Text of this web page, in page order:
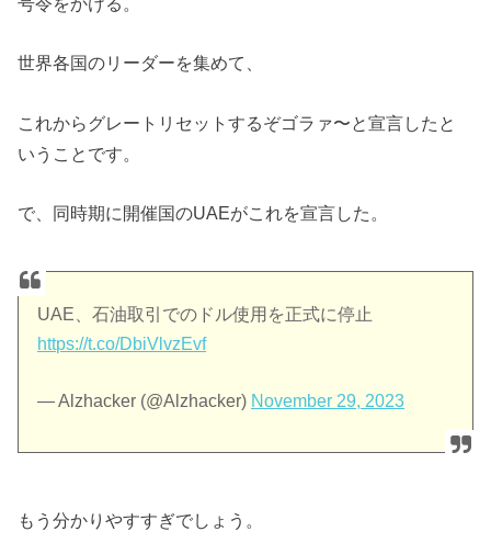
世界各国のリーダーを集めて、
これからグレートリセットするぞゴラァ〜と宣言したと
いうことです。
で、同時期に開催国のUAEがこれを宣言した。
UAE、石油取引でのドル使用を正式に停止
https://t.co/DbiVlvzEvf
— Alzhacker (@Alzhacker) November 29, 2023
もう分かりやすすぎでしょう。